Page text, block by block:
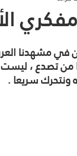
في مشهدنا
من تصدع ،
ونتحرك سريعا .